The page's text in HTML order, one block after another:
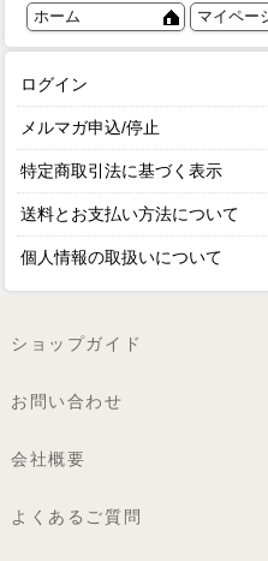
ホーム マイペー
ログイン
メルマガ申込/停止
特定商取引法に基づく表示
送料とお支払い方法について
個人情報の取扱いについて
ショップガイド
お問い合わせ
会社概要
よくあるご質問